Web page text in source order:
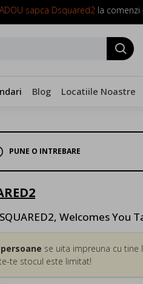
sapca Dsquared2la comenzi
Blog Locatiile Noastre
PUNE O INTREBARE
Welcomes You
persoane se uita impreuna cu tine
te stocul este limitat!